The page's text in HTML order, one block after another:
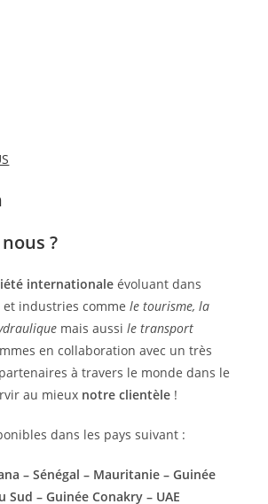
?
internationale évoluant dans
et industries commele tourisme, la
mais aussile transport
en collaboration avec un très
à travers le monde dans le
au mieux notre clientèle !
dans les pays suivant :
– Sénégal – Mauritanie – Guinée
Sud – Guinée Conakry – UAE